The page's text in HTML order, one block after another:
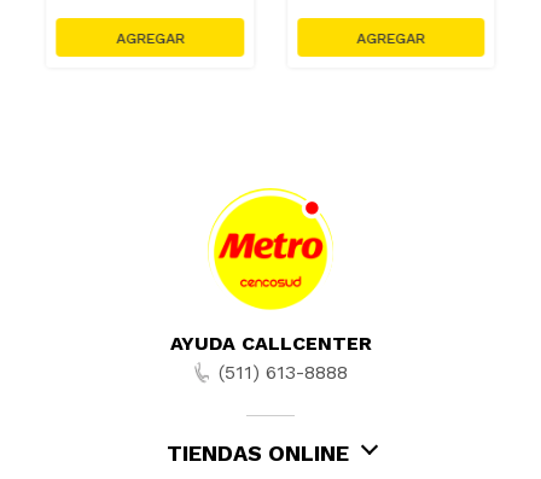
AYUDA CALLCENTER
(511) 613-8888
TIENDAS ONLINE